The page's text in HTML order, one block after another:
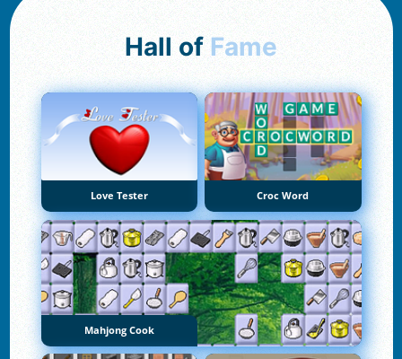
Hall of Fame
Love Tester Croc Word
Mahjong Cook